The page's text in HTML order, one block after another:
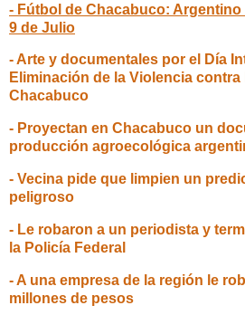
- Fútbol de Chacabuco:
9 de Julio
- Arte y documentales por el Día
Eliminación de la Violencia contra
Chacabuco
- Proyectan en Chacabuco un
producción agroecológica
- Vecina pide que limpien un
peligroso
- Le robaron a un periodista y
la Policía Federal
- A una empresa de la región le
millones de pesos